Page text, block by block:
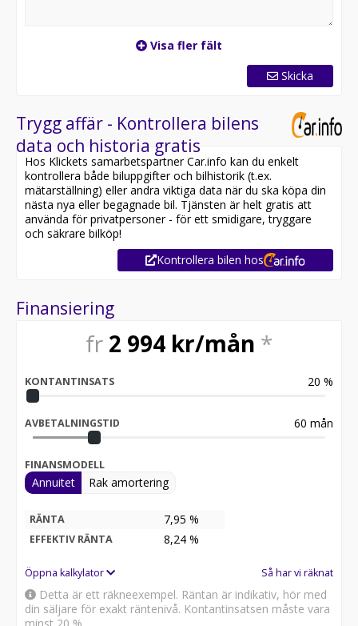
leasebar för företag med 0% kontantinsats.
Utrustningen inkluderar bland annat: GS-Line, Keyless
Start, Dellädersäten, Digital Cockpit, Navigation,
Android Auto, Apple CarPlay, Backkamera,
Parkeringssensorer, Parkeringsassistans, Farthållare,
Körfilsassistans, Val av körprofil, Fotgängare- &
Cyklistdetektion, 2 Klimatzoner, Sätesvärme,
Rattvärme, Läderratt, Multifunktionsratt, LED-ljus,
Rails, Tonade rutor, Delskinn, Uppvärmd Ratt, m.m.
Vi erbjuder även ett bra inbytespris för din bil och
hämtar din bil helt gratis när vi levererar din nya bil! Vi
är en onlineaktör och har därmed väldigt korta ledtider
- 14 dagars fri heltäckande försäkring
- 14 dagars öppet köp inkl. upphämtning
- Vi köper även in eller byter in din nuvarande bil
- Alla våra bilar inspekteras noga innan annonsering
deposition
- Betalning via Swish, banköverföring eller 30-dagars
faktura
Visa fler fält
Skicka
Trygg affär - Kontrollera bilens
data och historia gratis
Hos Klickets samarbetspartner Car.info kan du enkelt
kontrollera både biluppgifter och bilhistorik (t.ex.
mätarställning) eller andra viktiga data när du ska köpa din
nästa nya eller begagnade bil. Tjänsten är helt gratis att
använda för privatpersoner - för ett smidigare, tryggare
och säkrare bilköp!
Kontrollera bilen hos
Finansiering
fr 2 994 kr/mån *
KONTANTINSATS 20 %
AVBETALNINGSTID 60 mån
FINANSMODELL
Annuitet Rak amortering
RÄNTA 7,95 %
EFFEKTIV RÄNTA 8,24 %
Öppna kalkylator Så har vi räknat
Detta är ett räkneexempel. Räntan är indikativ, hör med
din säljare för exakt räntenivå. Kontantinsatsen måste vara
minst 20 %.